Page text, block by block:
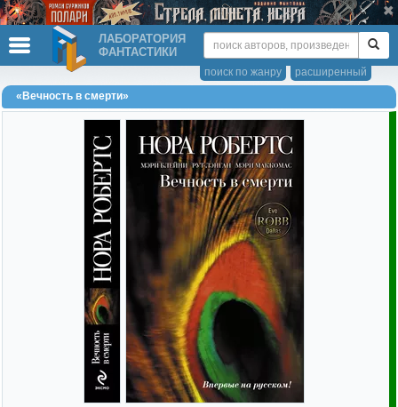
ЛАБОРАТОРИЯ
ФАНТАСТИКИ
расширенный
поиск по жанру
«Вечность в смерти»